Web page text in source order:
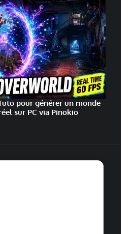
Les champs obligatoires sont indiqués
pour générer un monde
sur PC via Pinokio